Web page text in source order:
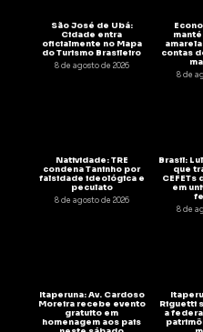
São José de Ubá:
Cidade entra
oficialmente no Mapa
do Turismo Brasileiro
8 de agosto de 2026
contas
8 de
Natividade: TRE
condena Taninho por
falsidade ideológica e
peculato
8 de agosto de 2026
Brasil:
que
CEFETs
em
8 de
Itaperuna: Av. Cardoso
Moreira recebe evento
gratuito em
homenagem aos pais
Riguetti
a